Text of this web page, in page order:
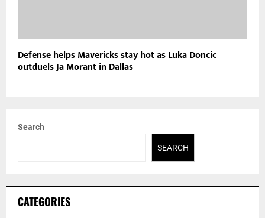
Defense helps Mavericks stay hot as Luka Doncic
outduels Ja Morant in Dallas
Search
SEARCH
CATEGORIES